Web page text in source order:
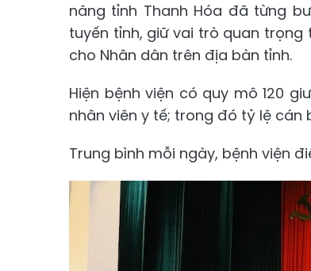
năng tỉnh Thanh Hóa đã từng
tuyến tỉnh, giữ vai trò quan
cho Nhân dân trên địa bàn tỉnh.
Hiện bệnh viện có quy mô 120
nhân viên y tế; trong đó tỷ lệ
Trung bình mỗi ngày, bệnh viện